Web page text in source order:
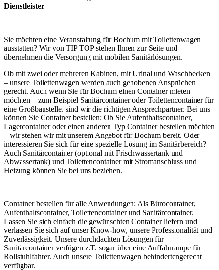
Dienstleister
Sie möchten eine Veranstaltung für Bochum mit Toilettenwagen
ausstatten? Wir von TIP TOP stehen Ihnen zur Seite und
übernehmen die Versorgung mit mobilen Sanitärlösungen.
Ob mit zwei oder mehreren Kabinen, mit Urinal und Waschbecken
– unsere Toilettenwagen werden auch gehobenen Ansprüchen
gerecht. Auch wenn Sie für Bochum einen Container mieten
möchten – zum Beispiel Sanitärcontainer oder Toilettencontainer für
eine Großbaustelle, sind wir die richtigen Ansprechpartner. Bei uns
können Sie Container bestellen: Ob Sie Aufenthaltscontainer,
Lagercontainer oder einen anderen Typ Container bestellen möchten
– wir stehen wir mit unserem Angebot für Bochum bereit. Oder
interessieren Sie sich für eine spezielle Lösung im Sanitärbereich?
Auch Sanitärcontainer (optional mit Frischwassertank und
Abwassertank) und Toilettencontainer mit Stromanschluss und
Heizung können Sie bei uns beziehen.
Container bestellen für alle Anwendungen: Als Bürocontainer,
Aufenthaltscontainer, Toilettencontainer und Sanitärcontainer.
Lassen Sie sich einfach die gewünschten Container liefern und
verlassen Sie sich auf unser Know-how, unsere Professionalität und
Zuverlässigkeit. Unsere durchdachten Lösungen für
Sanitärcontainer verfügen z.T. sogar über eine Auffahrrampe für
Rollstuhlfahrer. Auch unsere Toilettenwagen behindertengerecht
verfügbar.